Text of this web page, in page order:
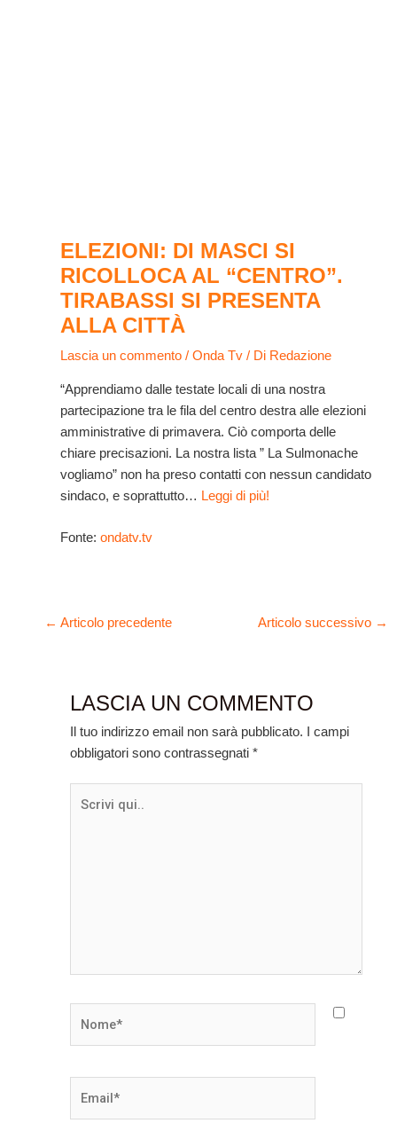
ELEZIONI: DI MASCI SI
RICOLLOCA AL “CENTRO”.
TIRABASSI SI PRESENTA
ALLA CITTÀ
Lascia un commento / Onda Tv/ Di Redazione
“Apprendiamo dalle testate locali di una nostra
partecipazione tra le fila del centro destra alle elezioni
amministrative di primavera. Ciò comporta delle
chiare precisazioni. La nostra lista ” La Sulmonache
vogliamo” non ha preso contatti con nessun candidato
sindaco, e soprattutto… Leggi di più!
Fonte: ondatv.tv
← Articolo precedente Articolo successivo →
LASCIA UN COMMENTO
Il tuo indirizzo email non sarà pubblicato.
I campi
obbligatori sono contrassegnati*